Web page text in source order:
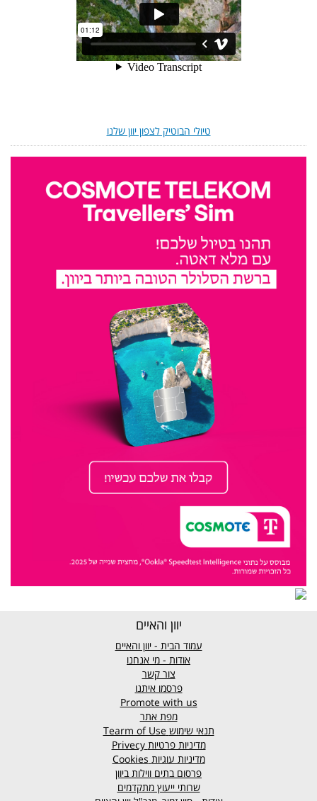
טיולי הבוטיק לצפון יוון שלנו
יוון והאיים
עמוד הבית - יוון והאיים
אודות - מי אנחנו
צור קשר
פרסמו איתנו
Promote with us
מפת אתר
תנאי שימוש
מדיניות פרטיות Privecy
מדיניות עוגיות Cookies
פרסום בתים ווילות ביוון
שרותי ייעוץ מתקדמים